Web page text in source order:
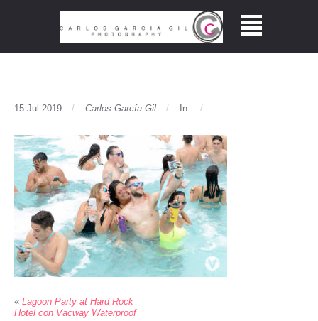
15 Jul 2019 Carlos García Gil In
« Lagoon Party at Hard Rock
Hotel con Vacway Waterproof